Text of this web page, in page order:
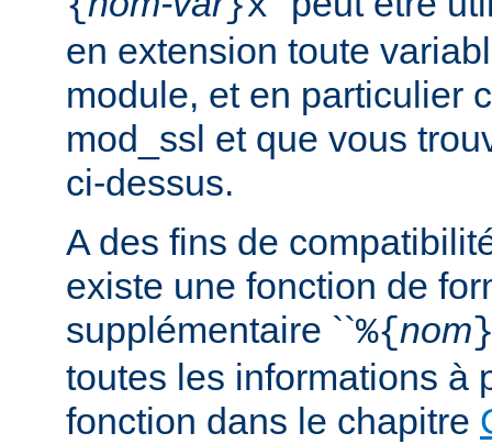
en extension toute
module, et en particulier
mod_ssl et que vous
ci-dessus.
A des fins de
existe une fonction de
supplémentaire ``%{nom
toutes les informations à
fonction dans le chapitre